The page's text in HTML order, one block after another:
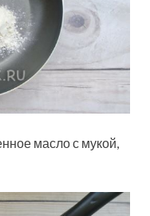
масло с мукой,